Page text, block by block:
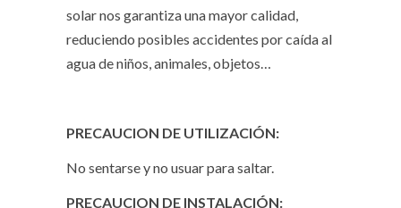
solar nos garantiza una mayor calidad,
reduciendo posibles accidentes por caída al
agua de niños, animales, objetos…
PRECAUCION DE UTILIZACIÓN:
No sentarse y no usuar para saltar.
PRECAUCION DE INSTALACIÓN: